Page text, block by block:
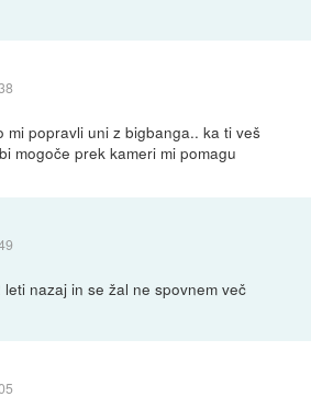
mi popravli uni z bigbanga.. ka ti veš
mogoče prek kameri mi pomagu
nazaj in se žal ne spovnem več